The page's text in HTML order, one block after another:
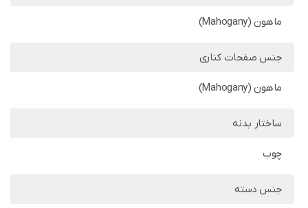
ماهون (Mahogany)
جنس صفحات کناری
ماهون (Mahogany)
ساختار بدنه
چوب
جنس دسته